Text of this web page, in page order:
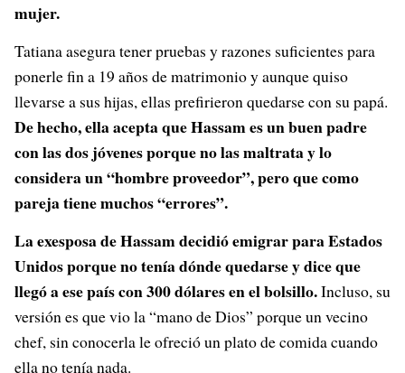
mujer.
Tatiana asegura tener pruebas y razones suficientes para
ponerle fin a 19 años de matrimonio y aunque quiso
llevarse a sus hijas, ellas prefirieron quedarse con su papá.
De hecho, ella acepta que Hassam es un buen padre
con las dos jóvenes porque no las maltrata y lo
considera un “hombre proveedor”, pero que como
pareja tiene muchos “errores”.
La exesposa de Hassam decidió emigrar para Estados
Unidos porque no tenía dónde quedarse y dice que
llegó a ese país con 300 dólares en el bolsillo.Incluso, su
versión es que vio la “mano de Dios” porque un vecino
chef, sin conocerla le ofreció un plato de comida cuando
ella no tenía nada.